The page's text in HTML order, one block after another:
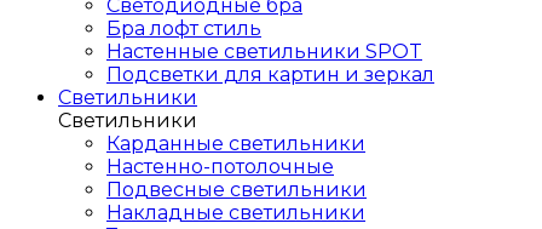
Светодиодные бра
Бра лофт стиль
Настенные светильники SPOT
Подсветки для картин и зеркал
Светильники
Светильники
Карданные светильники
Настенно-потолочные
Подвесные светильники
Накладные светильники